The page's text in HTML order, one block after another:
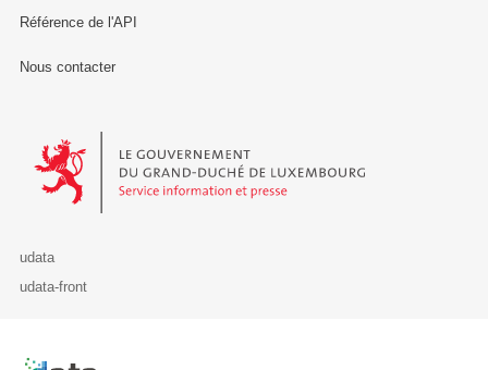
Référence de l'API
Nous contacter
Le Gouvernement du Grand-Duché de Luxembourg - Service
udata
udata-front